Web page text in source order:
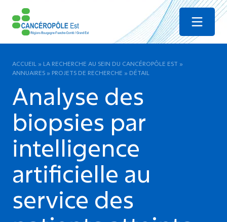
Menu
ACCUEIL » LA RECHERCHE AU SEIN DU CANCÉROPÔLE EST »
ANNUAIRES » PROJETS DE RECHERCHE » DÉTAIL
Analyse des
biopsies par
intelligence
artificielle au
service des